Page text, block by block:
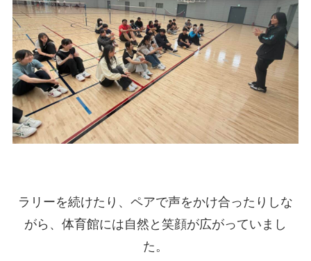
ラリーを続けたり、ペアで声をかけ合ったりしな
がら、体育館には自然と笑顔が広がっていまし
た。